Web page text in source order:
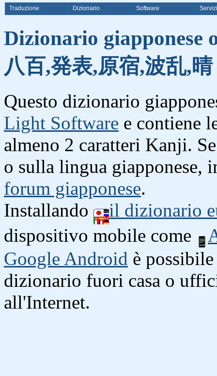
Traduzione Dizionario Software Servizi
Dizionario giapponese
八百,発表,原宿,波乱,
Questo dizionario
Light Software e contiene
almeno 2 caratteri Kanji.
o sulla lingua giapponese,
forum giapponese.
Installando
il dizionario
dispositivo mobile come
Google Android è
dizionario fuori casa o
all'Internet.